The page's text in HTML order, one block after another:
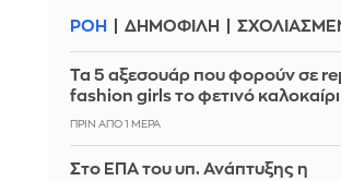
ΡΟΗ ΔΗΜΟΦΙΛΗ
Τα 5 αξεσουάρ που φορούν σε
fashion girls το φετινό καλοκαίρι
ΠΡΙΝ ΑΠΌ 1 ΜΈΡΑ
Στο ΕΠΑ του υπ. Ανάπτυξης η